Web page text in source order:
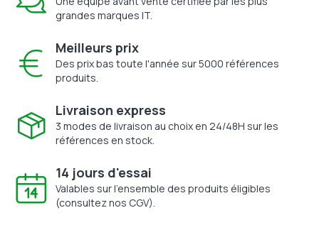
grandes marques IT.
Meilleurs prix
Des prix bas toute l'année sur 5000 références
produits.
Livraison express
3 modes de livraison au choix en 24/48H sur les
références en stock.
14 jours d'essai
Valables sur l'ensemble des produits éligibles
(consultez nos CGV).